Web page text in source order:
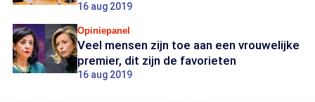
16 aug 2019
Opiniepanel
Veel mensen zijn toe aan een vrouwelijke
premier, dit zijn de favorieten
16 aug 2019